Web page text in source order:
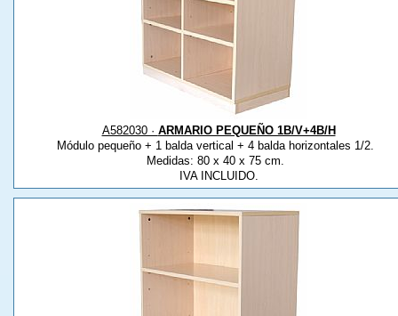
A582030 · ARMARIO PEQUEÑO 1B/V+4B/H
Módulo pequeño + 1 balda vertical + 4 balda horizontales 1/2.
Medidas: 80 x 40 x 75 cm.
IVA INCLUIDO.